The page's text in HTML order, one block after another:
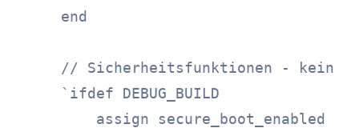
    end
// Sicherheitsfunktionen - keine
    `ifdef DEBUG_BUILD
assign secure_boot_enabled =